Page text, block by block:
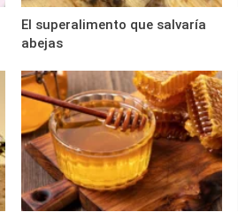
El superalimento que salvaría
abejas